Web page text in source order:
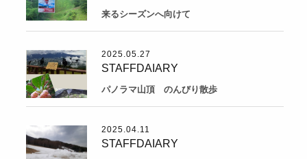
来るシーズンへ向けて
2025.05.27
STAFFDAIARY
パノラマ山頂 のんびり散歩
2025.04.11
STAFFDAIARY